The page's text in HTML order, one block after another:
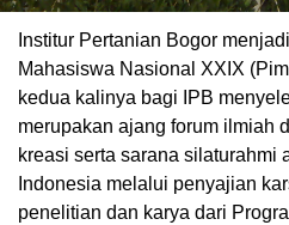
Institur Pertanian Bogor
Mahasiswa Nasional XXIX
kedua kalinya bagi IPB
merupakan ajang forum ilmiah
kreasi serta sarana silaturahmi
Indonesia melalui penyajian
penelitian dan karya dari